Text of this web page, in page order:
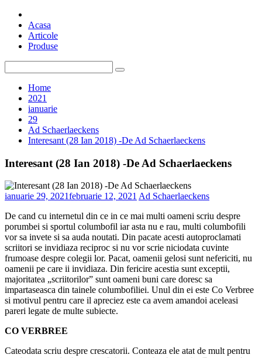
Skip
content
Top Pigeons
Stiri si Articole despre Porumbei
Acasa
Articole
Produse
for:
Home
2021
ianuarie
29
Ad Schaerlaeckens
Interesant (28 Ian 2018) -De Ad Schaerlaeckens
Interesant (28 Ian 2018) -De Ad Schaerlaeckens
ianuarie 29, 2021februarie 12, 2021 Ad Schaerlaeckens
De cand cu internetul din ce in ce mai multi oameni scriu despre
porumbei si sportul columbofil iar asta nu e rau, multi columbofili
vor sa invete si sa auda noutati. Din pacate acesti autoproclamati
scriitori se invidiaza reciproc si nu vor scrie niciodata cuvinte
frumoase despre colegii lor. Pacat, oamenii gelosi sunt nefericiti, nu
oamenii pe care ii invidiaza. Din fericire acestia sunt exceptii,
majoritatea „scriitorilor” sunt oameni buni care doresc sa
impartaseasca din tainele columbofiliei. Unul din ei este Co Verbree
si motivul pentru care il apreciez este ca avem amandoi aceleasi
pareri legate de multe subiecte.
CO VERBREE
Cateodata scriu despre crescatorii. Conteaza ele atat de mult pentru